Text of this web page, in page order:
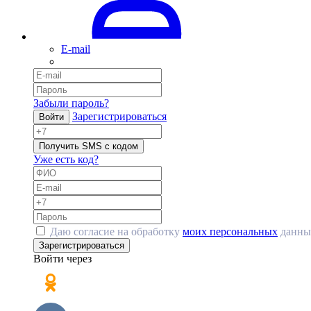
E-mail
Забыли пароль?
Войти Зарегистрироваться
Получить SMS с кодом
Уже есть код?
Даю согласие на обработку моих персональных
Зарегистрироваться
Войти через